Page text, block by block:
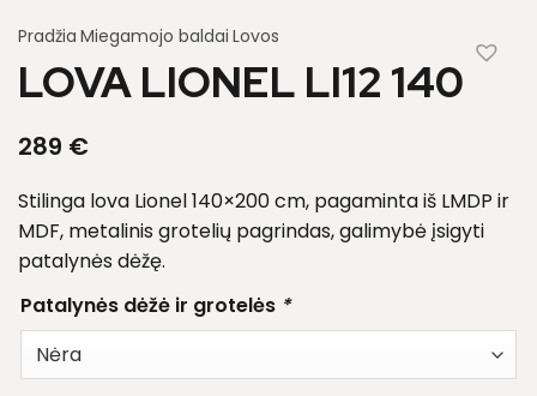
Pradžia Miegamojo baldai Lovos
LOVA LIONEL LI12 140
289 €
Stilinga lova Lionel 140×200 cm, pagaminta iš LMDP ir
MDF, metalinis grotelių pagrindas, galimybė įsigyti
patalynės dėžę.
Patalynės dėžė ir grotelės *